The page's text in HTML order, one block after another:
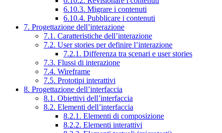
6.10.3. Migrare i contenuti
6.10.4. Pubblicare i contenuti
7. Progettazione dell’interazione
7.1. Caratteristiche dell’interazione
7.2. User stories per definire l’interazione
7.2.1. Differenza tra scenari e user stories
7.3. Flussi di interazione
7.4. Wireframe
7.5. Prototipi interattivi
8. Progettazione dell’interfaccia
8.1. Obiettivi dell’interfaccia
8.2. Elementi dell’interfaccia
8.2.1. Elementi di composizione
8.2.2. Elementi interattivi